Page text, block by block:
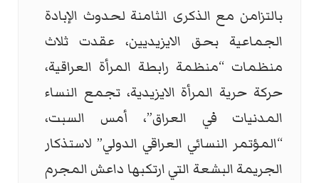
بالتزامن مع الذكرى الثامنة لحدوث الإبادة
الجماعية بحق الايزيديين، عقدت ثلاث
منظمات “منظمة رابطة المرأة العراقية،
حركة حرية المرأة الايزيدية، تجمع النساء
المدنيات في العراق”، أمس السبت،
“المؤتمر النسائي العراقي الدولي” لاستذكار
الجريمة البشعة التي ارتكبها داعش المجرم